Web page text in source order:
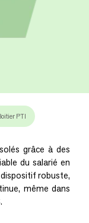
PTI
grâce à des
du salarié en
robuste,
même dans